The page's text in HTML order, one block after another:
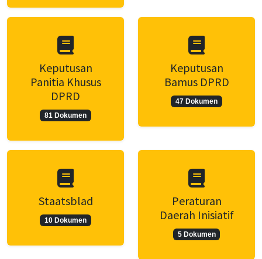
Keputusan
Panitia Khusus
DPRD
81 Dokumen
Keputusan
Bamus DPRD
47 Dokumen
Staatsblad
10 Dokumen
Peraturan
Daerah Inisiatif
5 Dokumen